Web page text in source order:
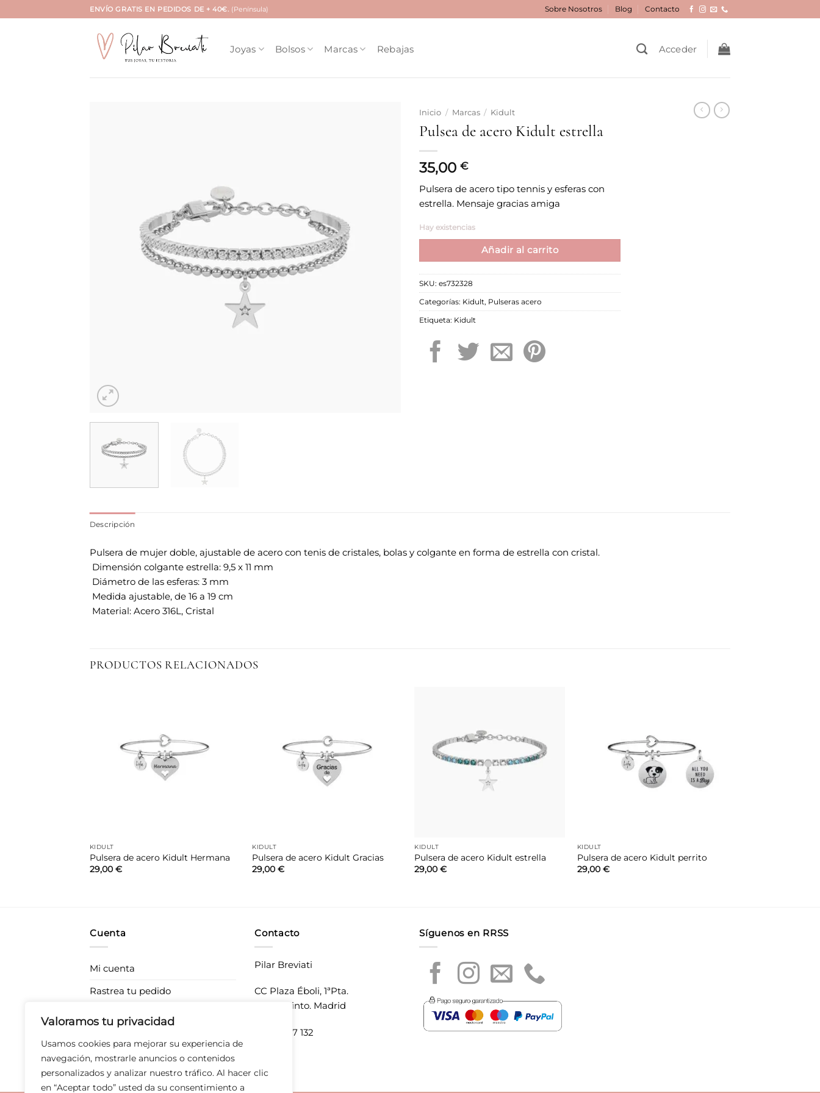
Valoramos tu privacidad
Usamos cookies para mejorar su experiencia de
navegación, mostrarle anuncios o contenidos
personalizados y analizar nuestro tráfico. Al hacer clic
en “Aceptar todo” usted da su consentimiento a
al
ENVÍO GRATIS EN PEDIDOS DE + 40€. (Península) Sobre Nosotros Blog Contacto
Joyas Bolsos Marcas Rebajas Acceder
Inicio / Marcas / Kidult
Pulsea de acero Kidult estrella
35,00 €
Pulsera de acero tipo tennis y esferas con
estrella. Mensaje gracias amiga
Hay existencias
Añadir al carrito
SKU: es732328
Categorías: Kidult, Pulseras acero
Etiqueta: Kidult
Descripción
Pulsera de mujer doble, ajustable de acero con tenis de cristales, bolas y colgante en forma de estrella con cristal.
 Dimensión colgante estrella: 9,5 x 11 mm
 Diámetro de las esferas: 3 mm
 Medida ajustable, de 16 a 19 cm
 Material: Acero 316L, Cristal
PRODUCTOS RELACIONADOS
deseos
KIDULT
Pulsera de acero Kidult Hermana
29,00 €
deseos
KIDULT
Pulsera de acero Kidult Gracias
29,00€
deseos
KIDULT
Pulsera de acero Kidult estrella
29,00€
deseos
KIDULT
Pulsera de acero Kidult perrito
29,00 €
Cuenta
Mi cuenta
Rastrea tu pedido
Derecho de desistimiento
Contacto
Pilar Breviati
CC Plaza Éboli, 1ªPta.
28320 Pinto. Madrid
T 675 897 132
Síguenos en RRSS